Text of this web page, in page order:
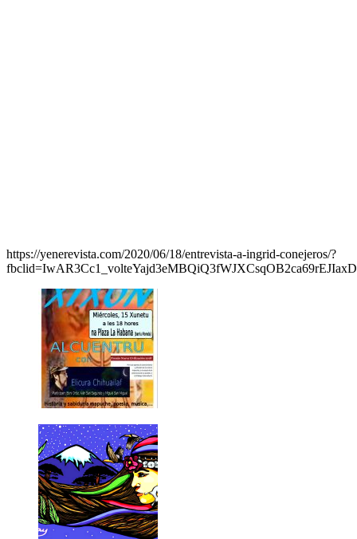
https://yenerevista.com/2020/06/18/entrevista-a-ingrid-conejeros/?